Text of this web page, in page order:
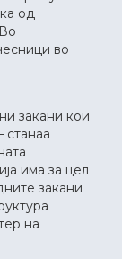
од
во
закани кои
станаа
има за цел
закани
на